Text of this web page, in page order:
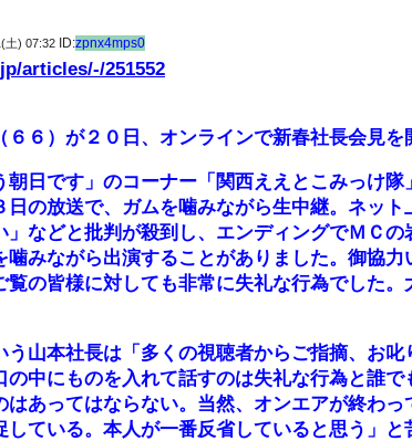
土) 07:32 ID:zpnx4mps0
articles/-/251552
６６）が２０日、オンラインで新春社長会見を
朝日です」のコーナー「関西ええとこみっけ
の放送で、ガムを噛みながら生中継。ネッ
」などと批判が殺到し、エンディングでＭＣ
噛みながら出演することがありました。御協
の皆様に対しても非常に失礼な行為でした
う山本社長は「多くの視聴者からご指摘、お
の中にものを入れて話すのは失礼な行為と誰
あってはならない。当然、オンエアが終わ
ている。本人が一番反省していると思う」と